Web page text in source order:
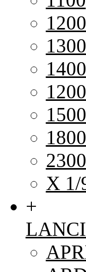
1200
1300
1400
1500
1800
2300
X 1/
+